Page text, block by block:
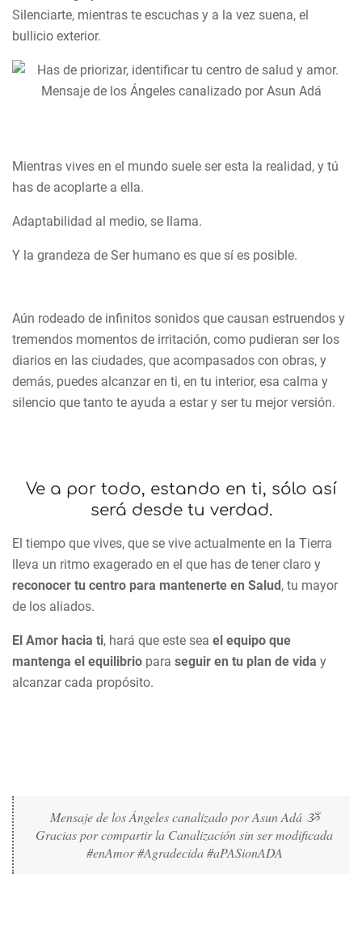
Silenciarte, mientras te escuchas y a la vez suena, el
bullicio exterior.
Mientras vives en el mundo suele ser esta la realidad, y tú
has de acoplarte a ella.
Adaptabilidad al medio, se llama.
Y la grandeza de Ser humano es que sí es posible.
Aún rodeado de infinitos sonidos que causan estruendos y
tremendos momentos de irritación, como pudieran ser los
diarios en las ciudades, que acompasados con obras, y
demás, puedes alcanzar en ti, en tu interior, esa calma y
silencio que tanto te ayuda a estar y ser tu mejor versión.
Ve a por todo, estando en ti, sólo así
será desde tu verdad.
El tiempo que vives, que se vive actualmente en la Tierra
lleva un ritmo exagerado en el que has de tener claro y
reconocer tu centro para mantenerte en Salud, tu mayor
de los aliados.
El Amor hacia ti, hará que este sea el equipo que
mantenga el equilibrio para seguir en tu plan de vida y
alcanzar cada propósito.
Mensaje de los Ángeles canalizado por Asun Adá ૐ
Gracias por compartir la Canalización sin ser modificada
#enAmor #Agradecida #aPASionADA